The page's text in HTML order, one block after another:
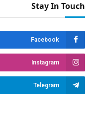
Stay In Touch
Facebook
Instagram
Telegram